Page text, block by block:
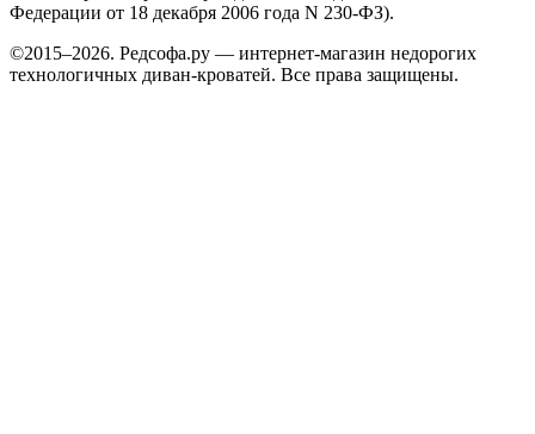
Федерации от 18 декабря 2006 года N 230-ФЗ).
©2015–2026. Редсофа.ру — интернет-магазин недорогих
технологичных диван-кроватей. Все права защищены.